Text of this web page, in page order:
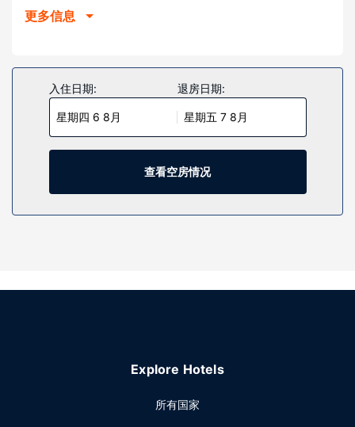
客房
能在旅途中找到家的舒适。提供免费无线网络，方便您与朋友
保持联系；卫星频道可满足您的娱乐需求。便利设施包括微波
炉和熨斗/熨衣板；而且按要求提供提供客房服务。
物业设施
您可充分利用室内游泳池和24 小时健身中心等度假设施。此酒
店还提供免费 WiFi、保姆服务和大堂壁炉。
其他设施
特色服务/设施包括快速退房、24 小时前台服务和洗衣设施。
更多信息
入住日期:
星期四 6 8月
退房日期:
星期五 7 8月
查看空房情况
Explore Hotels
所有国家